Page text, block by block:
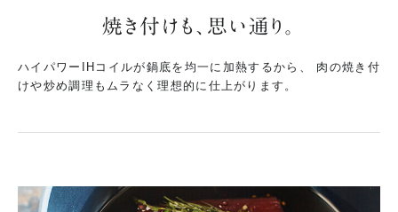
焼き付けも、思い通り。
ハイパワーIHコイルが鍋底を均一に加熱するから、
肉の焼き付
けや炒め調理もムラなく理想的に仕上がります。